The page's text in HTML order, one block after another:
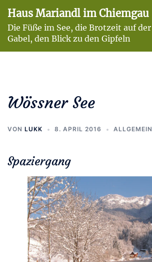
Zum
Inhalt
springen
Haus Mariandl im Chiemgau
Die Füße im See, die Brotzeit auf der
Gabel, den Blick zu den Gipfeln
Wössner See
VON LUKK 8. APRIL 2016 ALLGEMEIN
Spaziergang